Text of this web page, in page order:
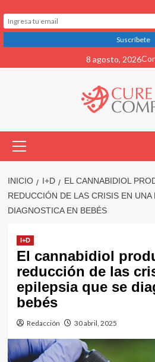
al
8 agosto, 2026
primario
INICIO I+D
EL CANNABIDIOL
REDUCCIÓN DE LAS CRISIS EN UNA
DIAGNOSTICA EN BEBÉS
I+D
El cannabidiol
reducción de las
epilepsia que se
bebés
Redacción 30 abril, 2025